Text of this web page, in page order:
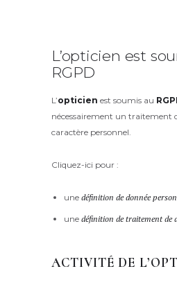
L’opticien est
RGPD
L’opticien est soumis au
nécessairement un traitement
caractère personnel.
Cliquez-ici pour :
une définition de donnée
une définition de traitement de
ACTIVITÉ DE